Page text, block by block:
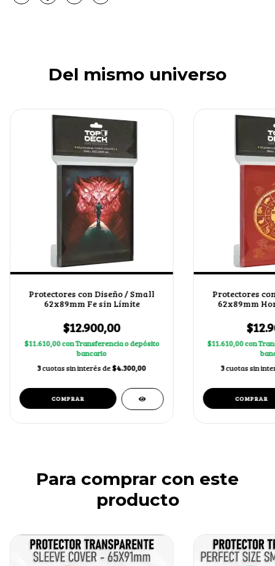
Del mismo universo
Protectores con Diseño / Small
62x89mm Fe sin Límite
$12.900,00
$11.610,00conTransferencia o depósito
bancario
3cuotas sin interés de$4.300,00
Protectores
62x89mm
$11.610,00con
3cuotas sin
Para comprar con este
producto